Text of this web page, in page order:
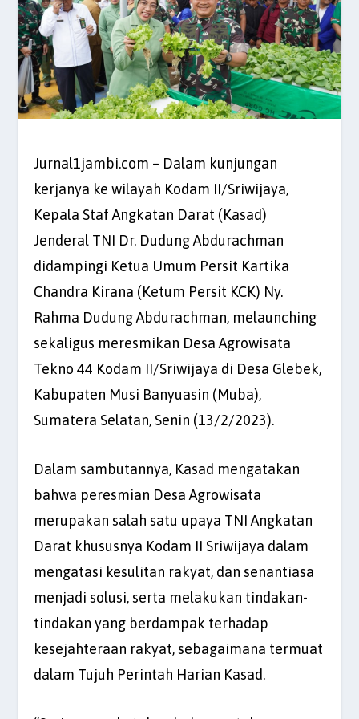
Jurnal1jambi.com – Dalam kunjungan
kerjanya ke wilayah Kodam II/Sriwijaya,
Kepala Staf Angkatan Darat (Kasad)
Jenderal TNI Dr. Dudung Abdurachman
didampingi Ketua Umum Persit Kartika
Chandra Kirana (Ketum Persit KCK) Ny.
Rahma Dudung Abdurachman, melaunching
sekaligus meresmikan Desa Agrowisata
Tekno 44 Kodam II/Sriwijaya di Desa Glebek,
Kabupaten Musi Banyuasin (Muba),
Sumatera Selatan, Senin (13/2/2023).
Dalam sambutannya, Kasad mengatakan
bahwa peresmian Desa Agrowisata
merupakan salah satu upaya TNI Angkatan
Darat khususnya Kodam II Sriwijaya dalam
mengatasi kesulitan rakyat, dan senantiasa
menjadi solusi, serta melakukan tindakan-
tindakan yang berdampak terhadap
kesejahteraan rakyat, sebagaimana termuat
dalam Tujuh Perintah Harian Kasad.